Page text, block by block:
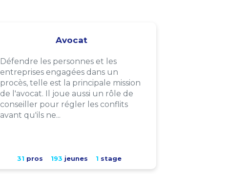
Avocat
Défendre les personnes et les
entreprises engagées dans un
procès, telle est la principale mission
de l'avocat. Il joue aussi un rôle de
conseiller pour régler les conflits
avant qu'ils ne...
31 pros 193 jeunes 1 stage